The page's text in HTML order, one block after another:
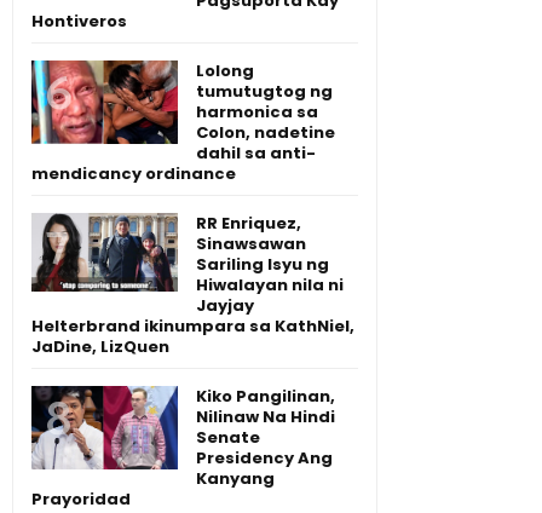
Hontiveros
Lolong
tumutugtog ng
harmonica sa
Colon, nadetine
dahil sa anti-
mendicancy ordinance
RR Enriquez,
Sinawsawan
Sariling Isyu ng
Hiwalayan nila ni
Jayjay
Helterbrand ikinumpara sa KathNiel,
JaDine, LizQuen
Kiko Pangilinan,
Nilinaw Na Hindi
Senate
Presidency Ang
Kanyang
Prayoridad